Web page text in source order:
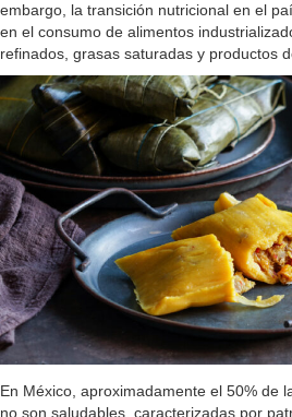
embargo, la transición nutricional en el
en el consumo de alimentos
refinados, grasas saturadas y productos
En México, aproximadamente el 50% de
no son saludables, caracterizadas por